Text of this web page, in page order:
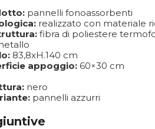
pannelli fonoassorbenti
realizzato con materiale
fibra di poliestere
83,8xH.140 cm
appoggio: 60×30 cm
nero
pannelli azzurri